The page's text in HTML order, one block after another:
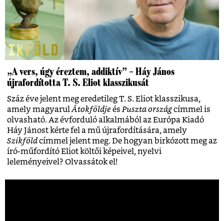
„A vers, úgy éreztem, addiktív” – Háy János
újrafordította T. S. Eliot klasszikusát
Száz éve jelent meg eredetileg T. S. Eliot klasszikusa,
amely magyarul Átokföldje és Puszta országcímmel is
olvasható. Az évforduló alkalmából az Európa Kiadó
Háy Jánost kérte fel a mű újrafordítására, amely
Szikföldcímmel jelent meg. De hogyan birkózott meg az
író-műfordító Eliot költői képeivel, nyelvi
leleményeivel? Olvassátok el!